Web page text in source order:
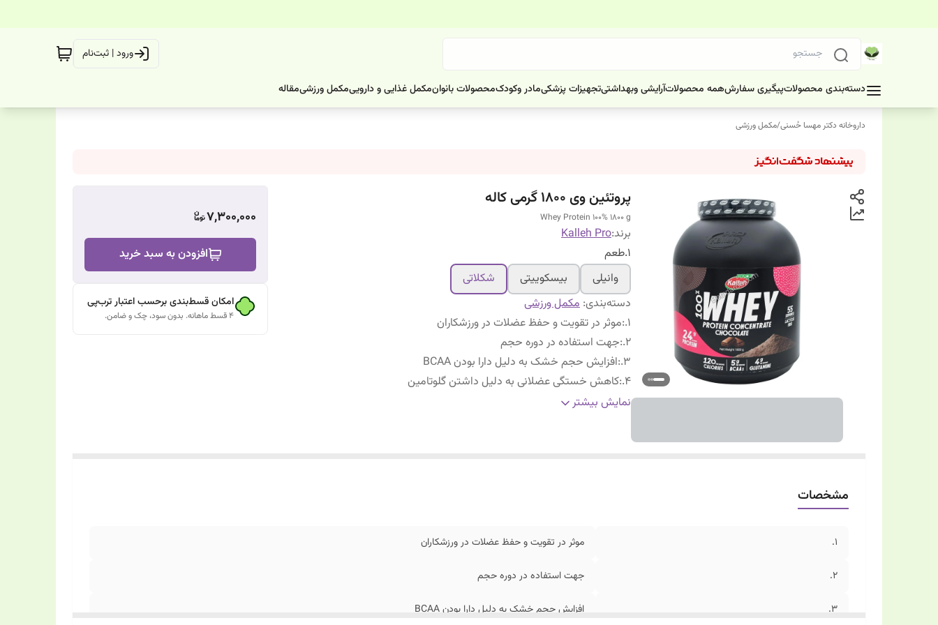
ورود | ثبت‌نام
دسته‌بندی محصولاتپیگیری سفارشهمه محصولاتآرایشی وبهداشتیتجهیزات پزشکیمادر وکودکمحصولات بانوانمکمل غذایی و داروییمکمل ورزشیمقاله
داروخانه دکتر مهسا حُسنی/مکمل ورزشی
پروتئین وی 1800 گرمی کاله
Whey Protein 100% 1800 g
برند:Kalleh Pro
1.طعم
وانیلی
بیسکوییتی
شکلاتی
دسته‌بندی: مکمل ورزشی
1.
:موثر در تقویت و حفظ عضلات در ورزشکاران
2.
:جهت استفاده در دوره حجم
3.
:افزایش حجم خشک به دلیل دارا بودن BCAA
۴. :کاهش خستگی عضلانی به دلیل داشتن گلوتامین
5.
:فاقد شکر افزوده؛ فاقد لاکتوز
نمایش بیشتر
7,300,000
افزودن به سبد خرید
امکان قسط‌بندی برحسب اعتبار ترب‌پی
۴ قسط ماهانه. بدون سود، چک و ضامن.
مشخصات
1. موثر در تقویت و حفظ عضلات در ورزشکاران
2. جهت استفاده در دوره حجم
3. افزایش حجم خشک به دلیل دارا بودن BCAA